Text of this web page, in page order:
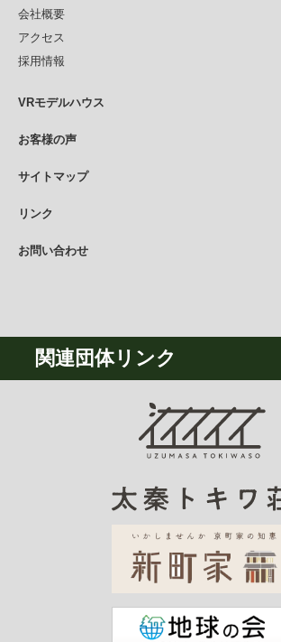
会社概要
アクセス
採用情報
VRモデルハウス
お客様の声
サイトマップ
リンク
お問い合わせ
関連団体リンク